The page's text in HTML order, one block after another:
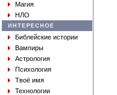
Магия
НЛО
Библейские истории
Вампиры
Астрология
Психология
Твоё имя
Технологии